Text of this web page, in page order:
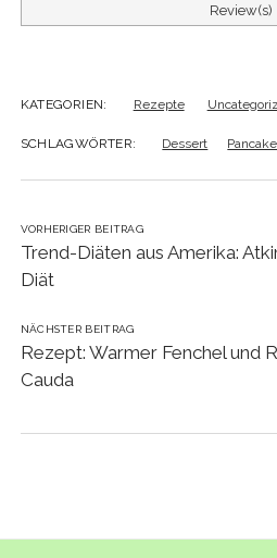
Review(s)
KATEGORIEN: Rezepte
SCHLAGWÖRTER: Dessert
VORHERIGER BEITRAG
Trend-Diäten aus Amerika:
Diät
NÄCHSTER BEITRAG
Rezept: Warmer Fenchel und
Cauda